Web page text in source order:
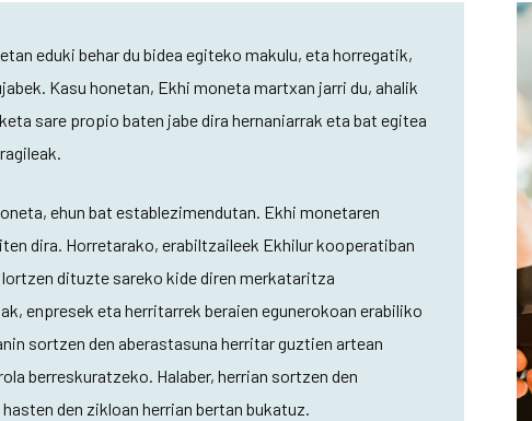
eduki behar du bidea egiteko makulu, eta horregatik,
Kasu honetan, Ekhi moneta martxan jarri du, ahalik
sare propio baten jabe dira hernaniarrak eta bat egitea
ehun bat establezimendutan. Ekhi monetaren
dira. Horretarako, erabiltzaileek Ekhilur kooperatiban
dituzte sareko kide diren merkataritza
enpresek eta herritarrek beraien egunerokoan erabiliko
sortzen den aberastasuna herritar guztien artean
berreskuratzeko. Halaber, herrian sortzen den
den zikloan herrian bertan bukatuz.